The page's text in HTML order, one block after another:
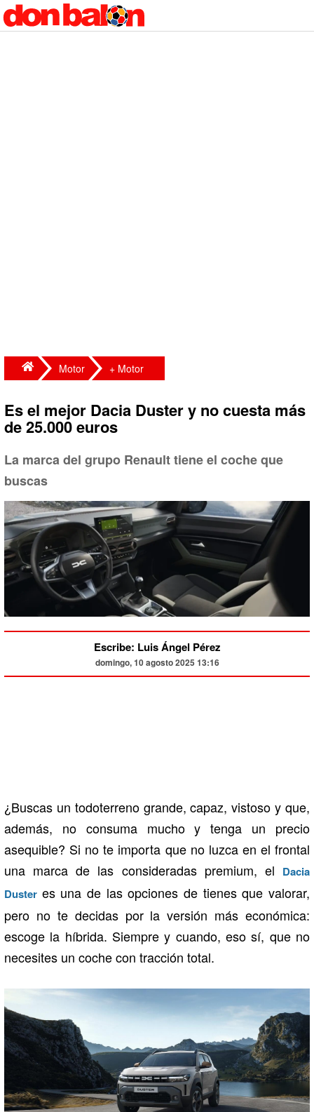
Motor + Motor
Es el mejor Dacia Duster y no cuesta más
de 25.000 euros
La marca del grupo Renault tiene el coche que
buscas
Escribe: Luis Ángel Pérez
domingo, 10 agosto 2025 13:16
¿Buscas un todoterreno grande, capaz, vistoso y que,
además, no consuma mucho y tenga un precio
asequible? Si no te importa que no luzca en el frontal
una marca de las consideradas premium, el Dacia
Duster es una de las opciones de tienes que valorar,
pero no te decidas por la versión más económica:
escoge la híbrida. Siempre y cuando, eso sí, que no
necesites un coche con tracción total.